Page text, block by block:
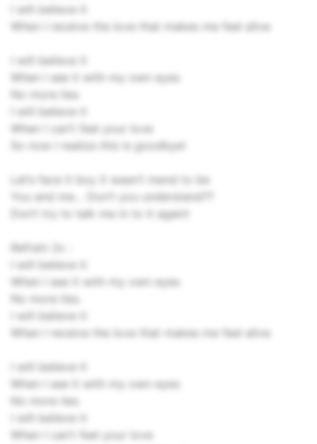
I will believe it
When I receive the love that makes me feel alive
I will believe it
When I see it with my own eyes
No more lies
I will believe it
When I can’t feel your love
So now I realize this is goodbye!
Let’s face it boy it wasn’t mend to be
You and me… Don’t you understand??
Don’t try to talk me in to it again!
Refrein 2x :
I will believe it
When I see it with my own eyes
No more lies.
I will believe it
When I receive the love that makes me feel alive
I will believe it
When I see it with my own eyes
No more lies
I will believe it
When I can’t feel your love